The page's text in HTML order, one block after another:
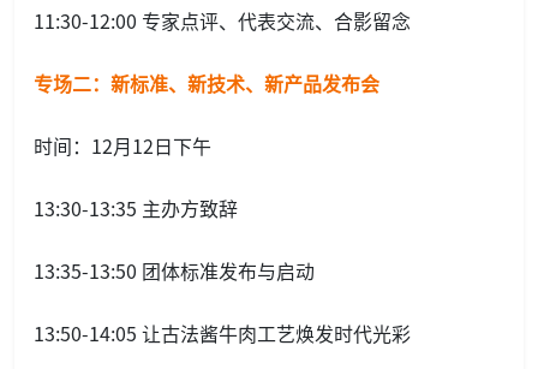
11:30-12:00 专家点评、代表交流、合影留念
专场二：新标准、新技术、新产品发布会
时间：12月12日下午
13:30-13:35 主办方致辞
13:35-13:50 团体标准发布与启动
13:50-14:05 让古法酱牛肉工艺焕发时代光彩